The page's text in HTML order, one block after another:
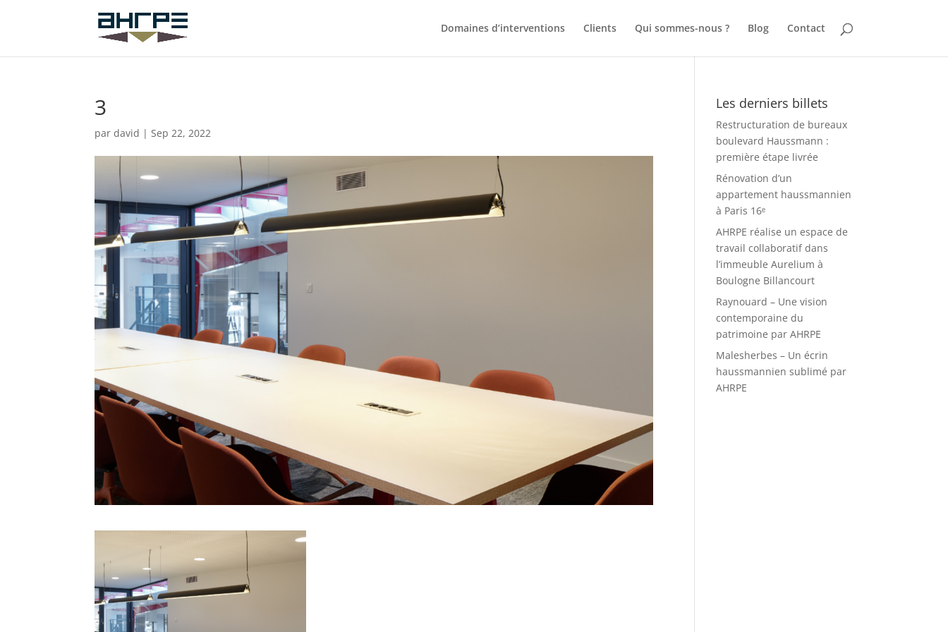
Domaines d’interventions Clients Qui sommes-nous ? Blog Contact
3
pardavid |Sep 22, 2022
Les derniers billets
Restructuration de bureaux
boulevard Haussmann :
première étape livrée
Rénovation d’un
appartement haussmannien
à Paris 16ᵉ
AHRPE réalise un espace de
travail collaboratif dans
l’immeuble Aurelium à
Boulogne Billancourt
Raynouard – Une vision
contemporaine du
patrimoine par AHRPE
Malesherbes – Un écrin
haussmannien sublimé par
AHRPE